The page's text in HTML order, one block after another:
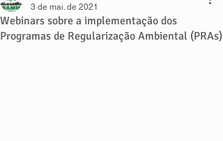
Webinars sobre a implementação dos
Programas de Regularização Ambiental (PRAs)
3 de mai. de 2021